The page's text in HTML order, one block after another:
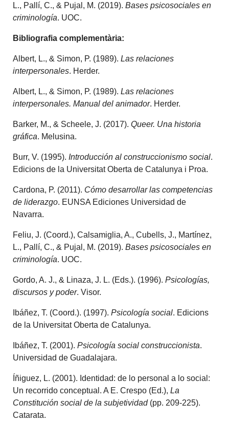
L., Pallí, C., & Pujal, M. (2019).Basespsicosociales en
criminología. UOC.
Bibliografia complementària:
Albert, L., & Simon, P. (1989).Lasrelaciones
interpersonales. Herder.
Albert, L., & Simon, P. (1989).Lasrelaciones
interpersonales. Manualdelanimador. Herder.
Barker, M., & Scheele, J. (2017).Queer. Unahistoria
gráfica. Melusina.
Burr, V. (1995). Introducción alconstruccionismosocial.
Edicions de la Universitat Oberta de Catalunya i Proa.
Cardona, P. (2011). Cómodesarrollarlascompetencias
deliderazgo. EUNSA Ediciones Universidad de
Navarra.
Feliu, J. (Coord.), Calsamiglia, A., Cubells, J., Martínez,
L., Pallí, C., & Pujal, M. (2019).Basespsicosociales en
criminología. UOC.
Gordo, A. J., & Linaza, J. L. (Eds.). (1996).Psicologías,
discursos ypoder. Visor.
Ibáñez, T. (Coord.). (1997).Psicologíasocial. Edicions
de la Universitat Oberta de Catalunya.
Ibáñez, T. (2001).Psicologíasocialconstruccionista.
Universidad de Guadalajara.
Íñiguez, L. (2001). Identidad: de lo personal a lo social:
Un recorrido conceptual. A E. Crespo (Ed.),La
Constituciónsocial de lasubjetividad(pp. 209-225).
Catarata.